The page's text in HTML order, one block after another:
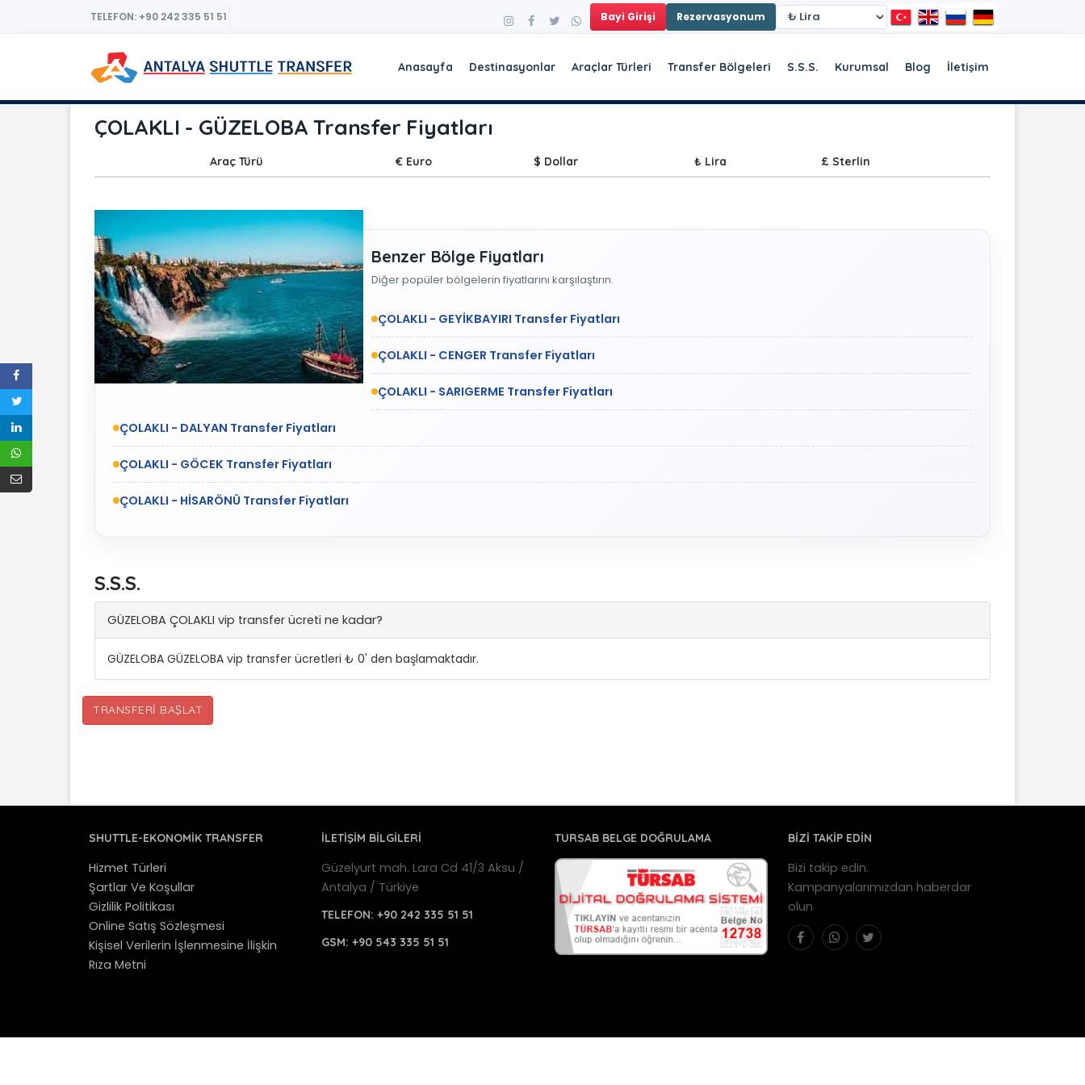
TELEFON: +90 242 335 51 51 Bayi Girişi Rezervasyonum
Anasayfa Destinasyonlar Araçlar Türleri Transfer Bölgeleri S.S.S. Kurumsal Blog İletişim
ÇOLAKLI - GÜZELOBA Transfer Fiyatları
Araç Türü € Euro $ Dollar ₺ Lira £ Sterlin
Benzer Bölge Fiyatları
Diğer popüler bölgelerin fiyatlarını karşılaştırın.
ÇOLAKLI - GEYİKBAYIRI Transfer Fiyatları
ÇOLAKLI - CENGER Transfer Fiyatları
ÇOLAKLI - SARIGERME Transfer Fiyatları
ÇOLAKLI - DALYAN Transfer Fiyatları
ÇOLAKLI - GÖCEK Transfer Fiyatları
ÇOLAKLI - HİSARÖNÜ Transfer Fiyatları
S.S.S.
GÜZELOBA ÇOLAKLI vip transfer ücreti ne kadar?
GÜZELOBA GÜZELOBA vip transfer ücretleri ₺ 0' den başlamaktadır.
TRANSFERI BAŞLAT
SHUTTLE-EKONOMIK TRANSFER
Hizmet Türleri
Şartlar Ve Koşullar
Gizlilik Politikası
Online Satış Sözleşmesi
Kişisel Verilerin İşlenmesine İlişkin
Rıza Metni
İLETİŞİM BİLGİLERİ
Güzelyurt mah. Lara Cd 41/3 Aksu /
Antalya / Türkiye
TELEFON:+90 242 335 51 51
GSM:+90 543 335 51 51
TURSAB BELGE DOĞRULAMA BİZİ TAKİP EDİN
Bizi takip edin.
Kampanyalarımızdan haberdar
olun